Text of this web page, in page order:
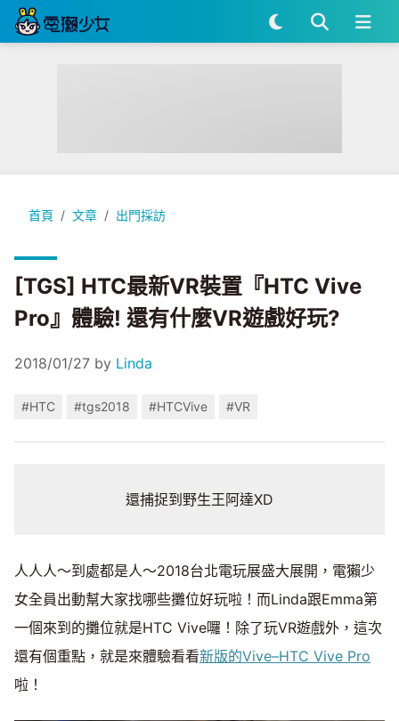
首頁 文章 出門採訪
[TGS] HTC最新VR裝置『HTC Vive Pro』體驗! 還有什麼VR遊
[TGS] HTC最新VR裝置『HTC Vive
Pro』體驗! 還有什麼VR遊戲好玩?
2018/01/27 by Linda
#HTC #tgs2018 #HTCVive #VR
還捕捉到野生王阿達XD
人人人～到處都是人～2018台北電玩展盛大展開，電獺少
女全員出動幫大家找哪些攤位好玩啦！而Linda跟Emma第
一個來到的攤位就是HTC Vive囉！除了玩VR遊戲外，這次
還有個重點，就是來體驗看看新版的Vive–HTC Vive Pro
啦！